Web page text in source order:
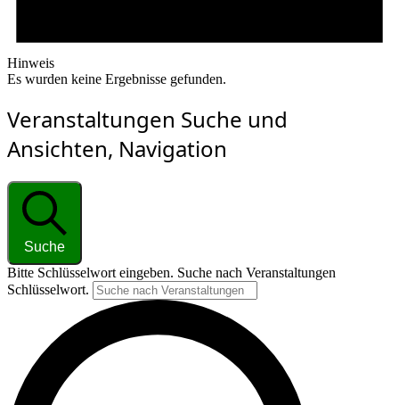
Hinweis
Es wurden keine Ergebnisse gefunden.
Veranstaltungen Suche und
Ansichten, Navigation
Suche
Bitte Schlüsselwort eingeben. Suche nach Veranstaltungen
Schlüsselwort.